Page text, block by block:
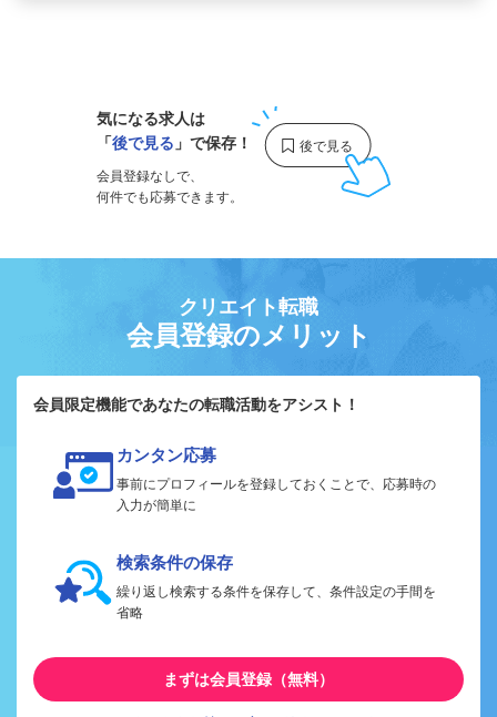
気になる求人は
「後で見る 」で保存！
会員登録なしで、
何件でも応募できます。
クリエイト転職
会員登録のメリット
会員限定機能であなたの転職活動をアシスト！
カンタン応募
事前にプロフィールを登録しておくことで、応募時の
入力が簡単に
検索条件の保存
繰り返し検索する条件を保存して、条件設定の手間を
省略
まずは会員登録（無料）